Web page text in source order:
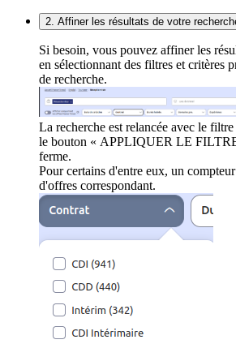
2. Affiner les résultats de votre
Si besoin, vous pouvez affiner les
en sélectionnant des filtres et critères
de recherche.
La recherche est relancée avec le
le bouton « APPLIQUER LE
ferme.
Pour certains d'entre eux, un
d'offres correspondant.